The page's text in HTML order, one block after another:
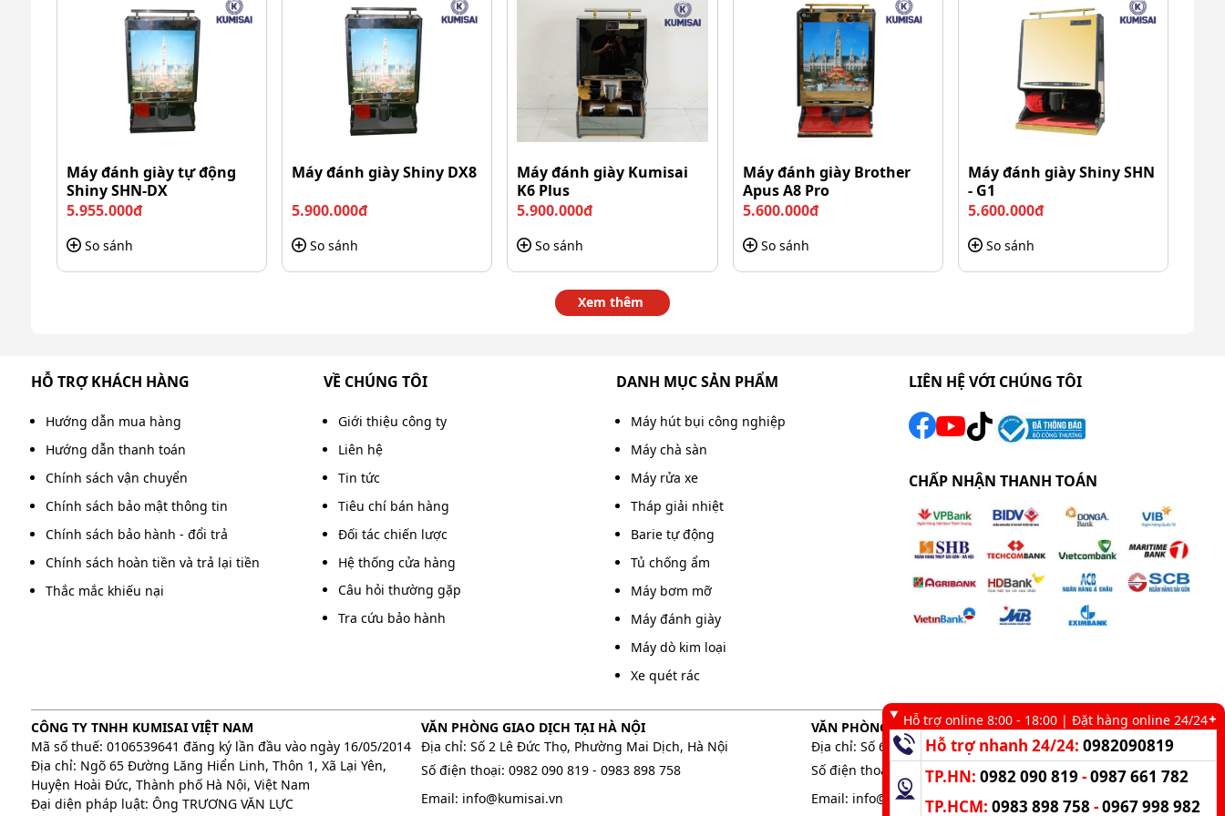
Các sản phẩm luôn đảm bảo về chất lượng bền bỉ và ít xảy ra sự cố hỏng hóc.
Thiết kế bên trên máy đánh giày Kumisai KMS-10
Máy vận hành tự động khi đưa giày vào và tự tắt sau 30 - 60s sau khi ngưng sử dụng. Vì vậy mà bạn
có thể tiết kiệm được nhiều thời gian và công sức.
Thân máy Kumisai KMS 10 được làm từ gỗ kết hợp inox chống gỉ, kính với bề mặt tranh quảng cáo
sang trọng. Sản phẩm thường được dùng nhiều trong các văn phòng, khách hàng,...
Hướng dẫn cách sử dụng máy đánh bóng giày Kumisai KMS-10
Do máy có cấu tạo khá đơn giản nên người dùng sẽ không gặp quá nhiều khó khăn trong việc sử dụng.
Máy đánh giày tự động
Shiny SHN-DX
5.955.000đ
So sánh
Máy đánh giày Shiny DX8
5.900.000đ
So sánh
Máy đánh giày Kumisai
K6 Plus
5.900.000đ
So sánh
Máy đánh giày Brother
Apus A8 Pro
5.600.000đ
So sánh
Máy đánh giày Shiny SHN
- G1
5.600.000đ
So sánh
Xem thêm
HỖ TRỢ KHÁCH HÀNG
Hướng dẫn mua hàng
Hướng dẫn thanh toán
Chính sách vận chuyển
Chính sách bảo mật thông tin
Chính sách bảo hành - đổi trả
Chính sách hoàn tiền và trả lại tiền
Thắc mắc khiếu nại
VỀ CHÚNG TÔI
Giới thiệu công ty
Liên hệ
Tin tức
Tiêu chí bán hàng
Đối tác chiến lược
Hệ thống cửa hàng
Câu hỏi thường gặp
Tra cứu bảo hành
DANH MỤC SẢN PHẨM
Máy hút bụi công nghiệp
Máy chà sàn
Máy rửa xe
Tháp giải nhiệt
Barie tự động
Tủ chống ẩm
Máy bơm mỡ
Máy đánh giày
Máy dò kim loại
Xe quét rác
LIÊN HỆ VỚI CHÚNG TÔI
CHẤP NHẬN THANH TOÁN
CÔNG TY TNHH KUMISAI VIỆT NAM
Mã số thuế: 0106539641 đăng ký lần đầu vào ngày 16/05/2014
Địa chỉ: Ngõ 65 Đường Lăng Hiển Linh, Thôn 1, Xã Lại Yên,
Huyện Hoài Đức, Thành phố Hà Nội, Việt Nam
Đại diện pháp luật: Ông TRƯƠNG VĂN LỰC
VĂN PHÒNG GIAO DỊCH TẠI HÀ NỘI
Địa chỉ: Số 2 Lê Đức Thọ, Phường Mai Dịch, Hà Nội
Số điện thoại: 0982 090 819- 0983 898 758
Email: info@kumisai.vn
VĂN PHÒNG GIAO DỊCH TẠI TP. HCM
Địa chỉ: Số 6 kênh 19/5, Phường Tân Sơn Nhì, TP. HCM
Số điện thoại:
0983 898 758 -0982 090 819
Email: info@kumisai.vn
Hỗ trợ online 8:00 - 18:00 | Đặt hàng online 24/24
Hỗ trợ nhanh 24/24:0982090819
TP.HN:0982 090 819 -0987 661 782
TP.HCM:0983 898 758 -0967 998 982